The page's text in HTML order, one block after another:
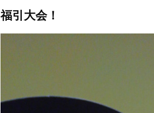
福引大会！